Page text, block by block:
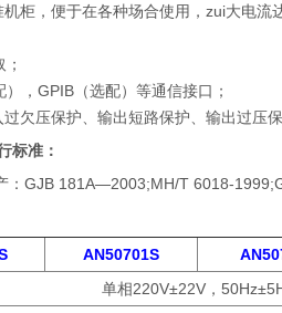
柜，便于在各种场合使用，zui大电流
，GPIB（选配）等通信接口；
欠压保护、输出短路保护、输出过压
标准：
：GJB 181A—2003;MH/T 6018-
AN50701S
单相220V±22V，